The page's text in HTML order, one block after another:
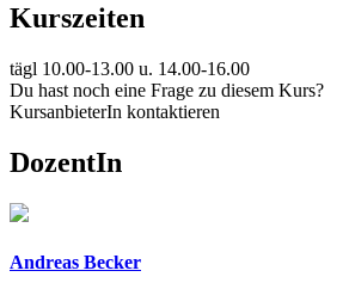
Kurszeiten
tägl 10.00-13.00 u. 14.00-16.00
Du hast noch eine Frage zu diesem Kurs?
KursanbieterIn kontaktieren
DozentIn
Andreas Becker